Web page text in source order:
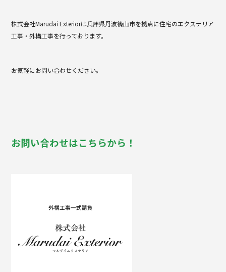
株式会社Marudai Exteriorは兵庫県丹波篠山市を拠点に住宅のエクステリア
工事・外構工事を行っております。
お気軽にお問い合わせください。
お問い合わせはこちらから！